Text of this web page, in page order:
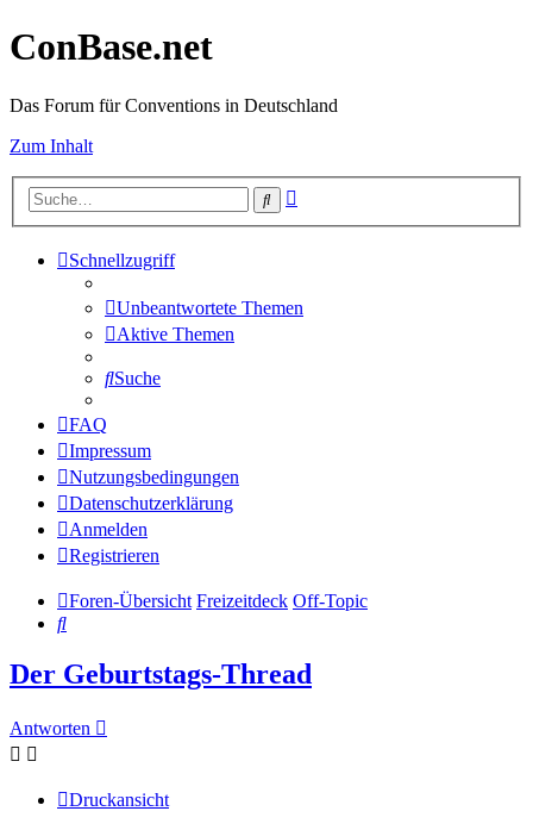
ConBase.net
Das Forum für Conventions in Deutschland
Zum Inhalt
Suche
Schnellzugriff
Unbeantwortete Themen
Aktive Themen
Suche
FAQ
Impressum
Nutzungsbedingungen
Datenschutzerklärung
Anmelden
Registrieren
Foren-Übersicht Freizeitdeck Off-Topic
Suche
Der Geburtstags-Thread
Antworten
Druckansicht